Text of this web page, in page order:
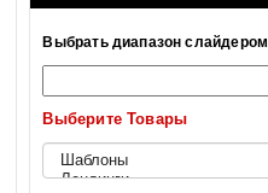
Выбрать диапазон слайдером
Выберите Товары